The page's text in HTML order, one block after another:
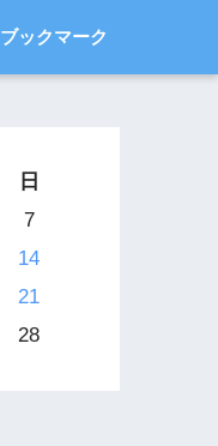
ブックマーク
日
7
14
21
28